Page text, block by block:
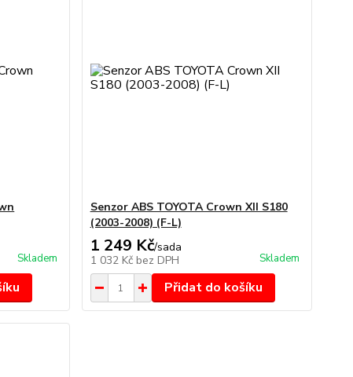
Skladem
Senzor ABS TOYOTA Crown XII S180
(2003-2008) (F-L)
1 249 Kč/sada
1 032 Kč bez DPH Skladem
Přidat do košíku